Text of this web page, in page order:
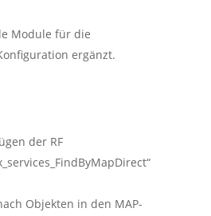
Module für die
ergänzt.
der RF
Objekten in den MAP-